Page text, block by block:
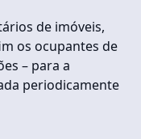
de imóveis,
os ocupantes de
– para a
periodicamente